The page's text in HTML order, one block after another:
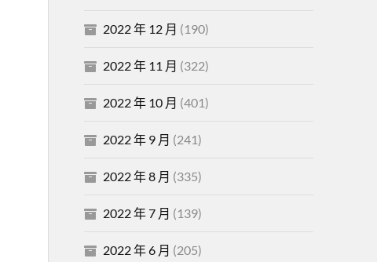
2022 年 12 月 (190)
2022 年 11 月 (322)
2022 年 10 月 (401)
2022 年 9 月 (241)
2022 年 8 月 (335)
2022 年 7 月 (139)
2022 年 6 月 (205)